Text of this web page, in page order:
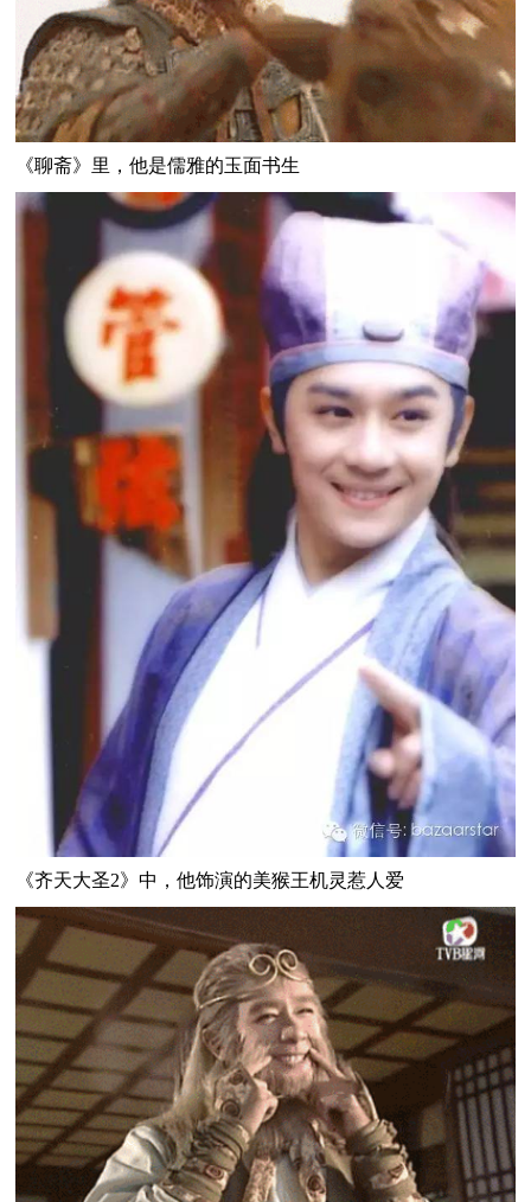
《聊斋》里，他是儒雅的玉面书生
《齐天大圣2》中，他饰演的美猴王机灵惹人爱